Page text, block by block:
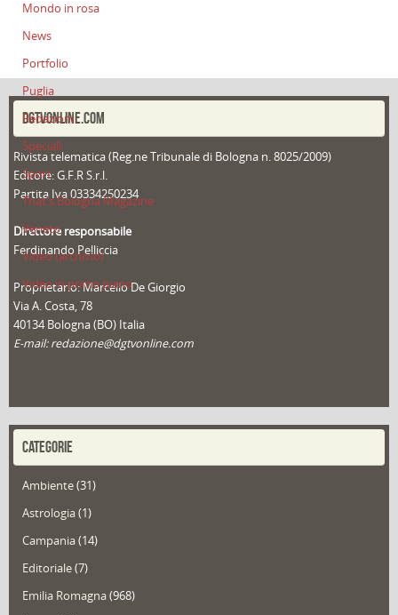
Mondo in rosa
News
Portfolio
Puglia
Redazioni
Speciali
Sport
That's Bologna Magazine
Veneto
Video (archivio)
Video in primo piano
DGTVONLINE.COM
Rivista telematica (Reg.ne Tribunale di Bologna n. 8025/2009)
Editore: G.F.R S.r.l.
Partita Iva 03334250234
Direttore responsabile
Ferdinando Pelliccia
Proprietario: Marcello De Giorgio
Via A. Costa, 78
40134 Bologna (BO) Italia
E-mail: redazione@dgtvonline.com
CATEGORIE
Ambiente(31)
Astrologia(1)
Campania(14)
Editoriale(7)
Emilia Romagna(968)